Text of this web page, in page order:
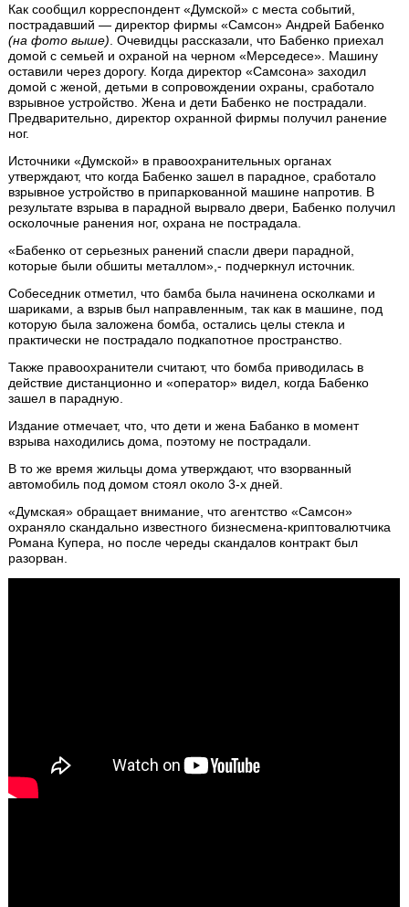
Как сообщил корреспондент «Думской» с места событий,
пострадавший — директор фирмы «Самсон» Андрей Бабенко
(на фото выше) . Очевидцы рассказали, что Бабенко приехал
домой с семьей и охраной на черном «Мерседесе». Машину
оставили через дорогу. Когда директор «Самсона» заходил
домой с женой, детьми в сопровождении охраны, сработало
взрывное устройство. Жена и дети Бабенко не пострадали.
Предварительно, директор охранной фирмы получил ранение
ног.
Источники «Думской» в правоохранительных органах
утверждают, что когда Бабенко зашел в парадное, сработало
взрывное устройство в припаркованной машине напротив. В
результате взрыва в парадной вырвало двери, Бабенко получил
осколочные ранения ног, охрана не пострадала.
«Бабенко от серьезных ранений спасли двери парадной,
которые были обшиты металлом»,- подчеркнул источник.
Собеседник отметил, что бамба была начинена осколками и
шариками, а взрыв был направленным, так как в машине, под
которую была заложена бомба, остались целы стекла и
практически не пострадало подкапотное пространство.
Также правоохранители считают, что бомба приводилась в
действие дистанционно и «оператор» видел, когда Бабенко
зашел в парадную.
Издание отмечает, что, что дети и жена Бабанко в момент
взрыва находились дома, поэтому не пострадали.
В то же время жильцы дома утверждают, что взорванный
автомобиль под домом стоял около 3-х дней.
«Думская» обращает внимание, что агентство «Самсон»
охраняло скандально известного бизнесмена-криптовалютчика
Романа Купера, но после череды скандалов контракт был
разорван.